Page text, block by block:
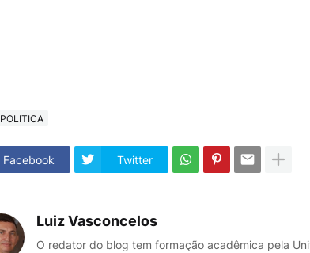
POLITICA
Facebook Twitter
Luiz Vasconcelos
O redator do blog tem formação acadêmica pela